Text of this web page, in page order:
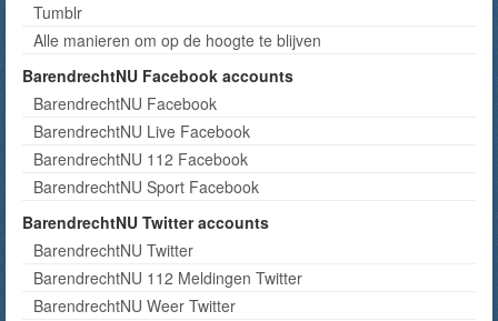
Tumblr
Alle manieren om op de hoogte te blijven
BarendrechtNU Facebook accounts
BarendrechtNU Facebook
BarendrechtNU Live Facebook
BarendrechtNU 112 Facebook
BarendrechtNU Sport Facebook
BarendrechtNU Twitter accounts
BarendrechtNU Twitter
BarendrechtNU 112 Meldingen Twitter
BarendrechtNU Weer Twitter